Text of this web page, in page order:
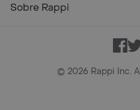
Sobre Rappi
© 2026 Rappi Inc.